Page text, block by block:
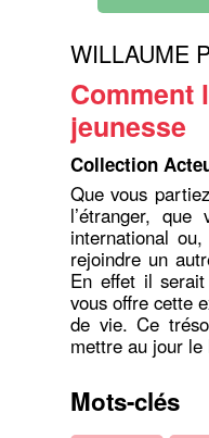
WILLAUME
Comment
jeunesse
Collection
Que vous
l’étranger,
international
rejoindre un
En effet il
vous offre cette
de vie. Ce
mettre au jour
Mots-clés